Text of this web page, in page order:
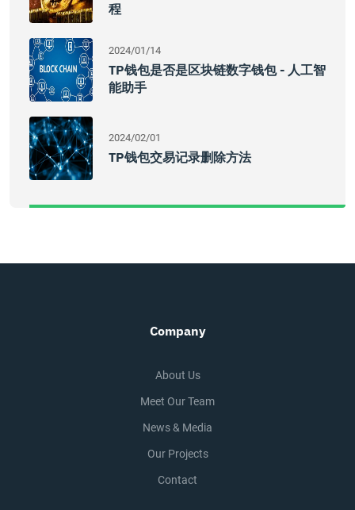
程
2024/01/14
TP钱包是否是区块链数字钱包 - 人工智
能助手
2024/02/01
TP钱包交易记录删除方法
Company
About Us
Meet Our Team
News & Media
Our Projects
Contact